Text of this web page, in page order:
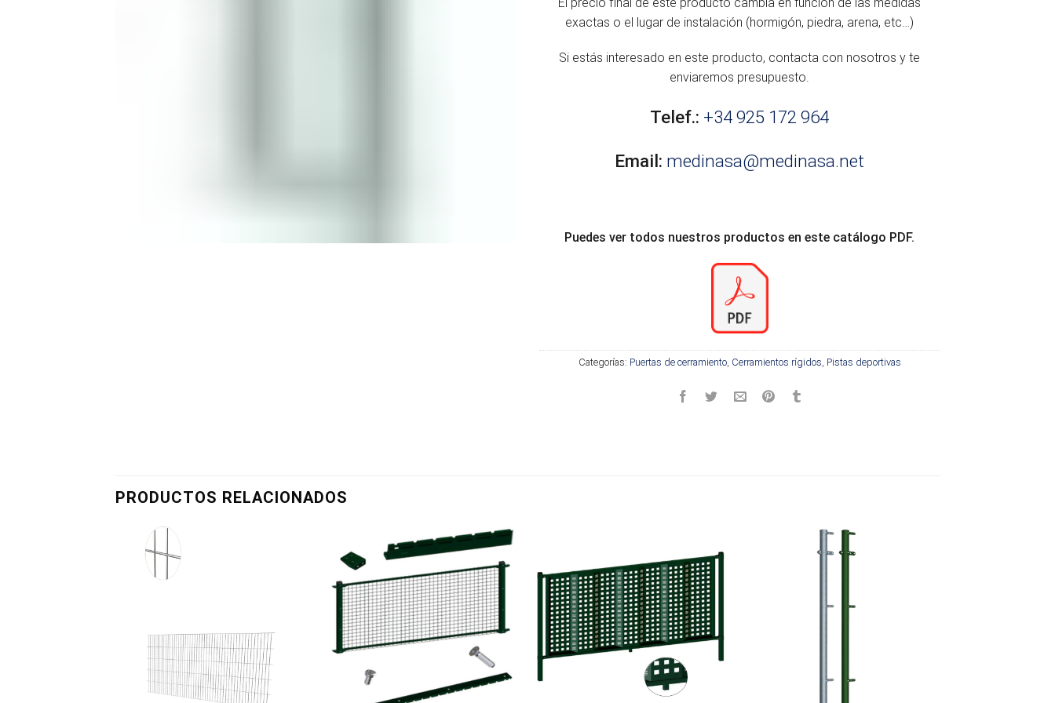
exactas o el lugar de instalación (hormigón, piedra, arena, etc…)
Si estás interesado en este producto, contacta con nosotros y te
enviaremos presupuesto.
Telef.: +34 925 172 964
Email: medinasa@medinasa.net
Puedes ver todos nuestros productos en este catálogo PDF.
Categorías: Puertas de cerramiento, Cerramientos rígidos Pistas deportivas
PRODUCTOS RELACIONADOS